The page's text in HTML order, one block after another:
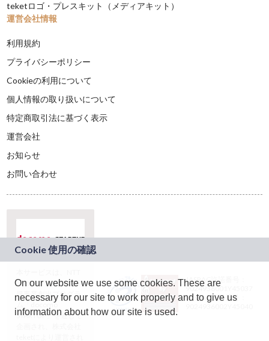
teketロゴ・プレスキット（メディアキット）
運営会社情報
利用規約
プライバシーポリシー
Cookieの利用について
個人情報の取り扱いについて
特定商取引法に基づく表示
運営会社
お知らせ
お問い合わせ
ドコモグループの新
規事業創出プログラ
ム「docomo
STARTUP」を通じて
JASRAC許諾番号：
9024936001Y45037
JASRAC許諾番号：
On our website we use some cookies. These are
necessary for our site to work properly and to give us
information about how our site is used.